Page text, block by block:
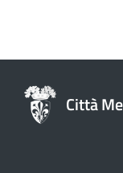
Città